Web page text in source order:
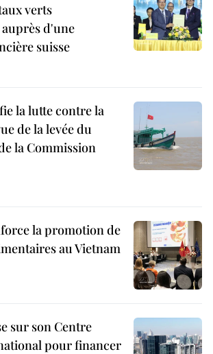
verts
d'une
suisse
la lutte contre la
de la levée du
la Commission
la promotion de
au Vietnam
sur son Centre
pour financer